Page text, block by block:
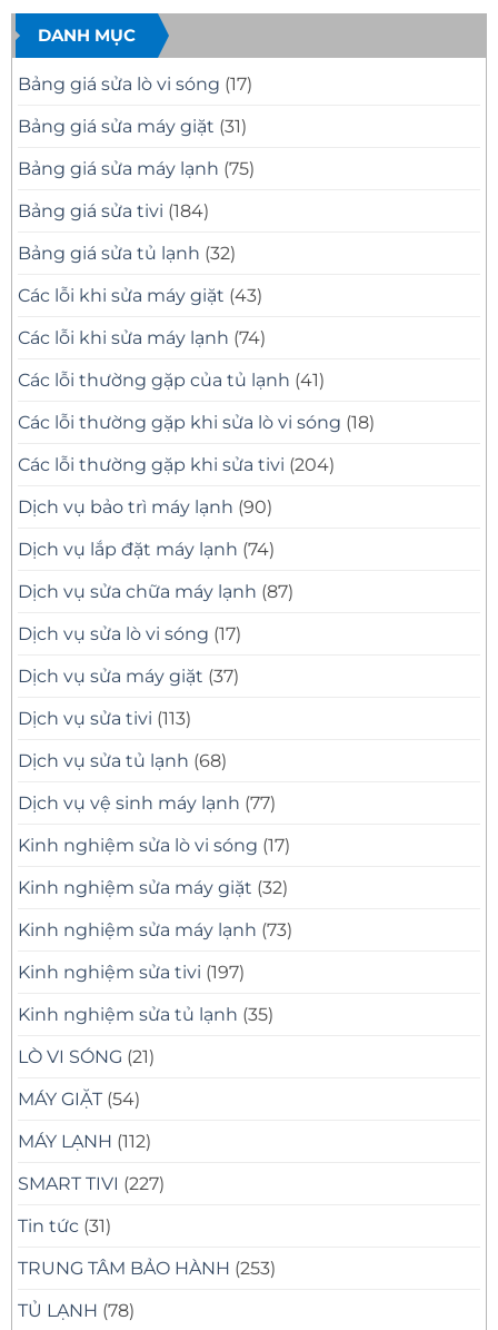
Báo
Giá
Minh
Bạch
Tín
–
Có
Mặt
Nhanh,
Sửa
Bệnh
Tại
Nhà
Quận
10
Uy
Tín
Mặt
Nhanh
30
Phút
luận
ở
Dịch
Vụ
Sửa
Tivi
Tại
Nhà
8
Chuyên
DANH MỤC
Bảng giá sửa lò vi sóng (17)
Bảng giá sửa máy giặt (31)
Bảng giá sửa máy lạnh (75)
Bảng giá sửa tivi (184)
Bảng giá sửa tủ lạnh (32)
Các lỗi khi sửa máy giặt (43)
Các lỗi khi sửa máy lạnh (74)
Các lỗi thường gặp của tủ lạnh (41)
Các lỗi thường gặp khi sửa lò vi sóng (18)
Các lỗi thường gặp khi sửa tivi (204)
Dịch vụ bảo trì máy lạnh (90)
Dịch vụ lắp đặt máy lạnh (74)
Dịch vụ sửa chữa máy lạnh (87)
Dịch vụ sửa lò vi sóng (17)
Dịch vụ sửa máy giặt (37)
Dịch vụ sửa tivi (113)
Dịch vụ sửa tủ lạnh (68)
Dịch vụ vệ sinh máy lạnh (77)
Kinh nghiệm sửa lò vi sóng (17)
Kinh nghiệm sửa máy giặt (32)
Kinh nghiệm sửa máy lạnh (73)
Kinh nghiệm sửa tivi (197)
Kinh nghiệm sửa tủ lạnh (35)
LÒ VI SÓNG (21)
MÁY GIẶT (54)
MÁY LẠNH (112)
SMART TIVI (227)
Tin tức (31)
TRUNG TÂM BẢO HÀNH (253)
TỦ LẠNH (78)